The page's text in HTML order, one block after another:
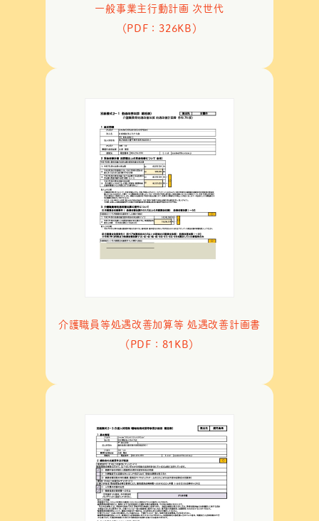
一般事業主行動計画 次世代
（PDF：326KB）
介護職員等処遇改善加算等 処遇改善計画書
（PDF：81KB）